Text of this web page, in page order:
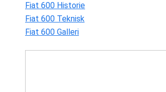
Fiat 600 Historie
Fiat 600 Teknisk
Fiat 600 Galleri